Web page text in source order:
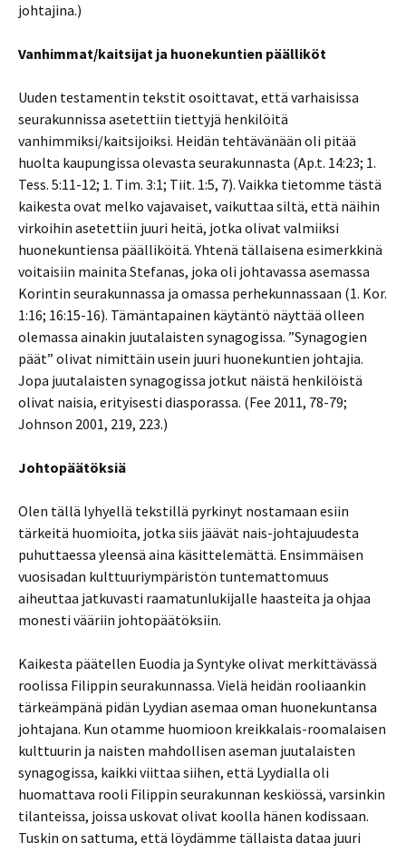
johtajina.)
Vanhimmat/kaitsijat ja huonekuntien päälliköt
Uuden testamentin tekstit osoittavat, että varhaisissa
seurakunnissa asetettiin tiettyjä henkilöitä
vanhimmiksi/kaitsijoiksi. Heidän tehtävänään oli pitää
huolta kaupungissa olevasta seurakunnasta (Ap.t. 14:23; 1.
Tess. 5:11-12; 1. Tim. 3:1; Tiit. 1:5, 7). Vaikka tietomme tästä
kaikesta ovat melko vajavaiset, vaikuttaa siltä, että näihin
virkoihin asetettiin juuri heitä, jotka olivat valmiiksi
huonekuntiensa päälliköitä. Yhtenä tällaisena esimerkkinä
voitaisiin mainita Stefanas, joka oli johtavassa asemassa
Korintin seurakunnassa ja omassa perhekunnassaan (1. Kor.
1:16; 16:15-16). Tämäntapainen käytäntö näyttää olleen
olemassa ainakin juutalaisten synagogissa. ”Synagogien
päät” olivat nimittäin usein juuri huonekuntien johtajia.
Jopa juutalaisten synagogissa jotkut näistä henkilöistä
olivat naisia, erityisesti diasporassa. (Fee 2011, 78-79;
Johnson 2001, 219, 223.)
Johtopäätöksiä
Olen tällä lyhyellä tekstillä pyrkinyt nostamaan esiin
tärkeitä huomioita, jotka siis jäävät nais-johtajuudesta
puhuttaessa yleensä aina käsittelemättä. Ensimmäisen
vuosisadan kulttuuriympäristön tuntemattomuus
aiheuttaa jatkuvasti raamatunlukijalle haasteita ja ohjaa
monesti vääriin johtopäätöksiin.
Kaikesta päätellen Euodia ja Syntyke olivat merkittävässä
roolissa Filippin seurakunnassa. Vielä heidän rooliaankin
tärkeämpänä pidän Lyydian asemaa oman huonekuntansa
johtajana. Kun otamme huomioon kreikkalais-roomalaisen
kulttuurin ja naisten mahdollisen aseman juutalaisten
synagogissa, kaikki viittaa siihen, että Lyydialla oli
huomattava rooli Filippin seurakunnan keskiössä, varsinkin
tilanteissa, joissa uskovat olivat koolla hänen kodissaan.
Tuskin on sattuma, että löydämme tällaista dataa juuri